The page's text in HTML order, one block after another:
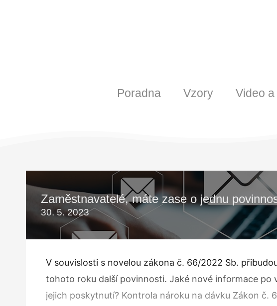
Poradna Vzory Video
Zaměstnavatelé, máte zase o jednu
30. 5. 2023
V souvislosti s novelou zákona č. 66/2022 Sb.
tohoto roku další povinnosti. Jaké nové informace po
jejich poskytnutí? Kontrola nároku na dávku Zákon č.